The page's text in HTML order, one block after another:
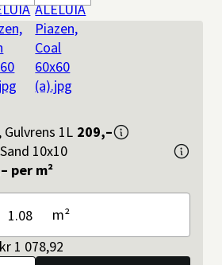
Gulvrens 1L 209,–
10x10
per m²
m²
1 078,92